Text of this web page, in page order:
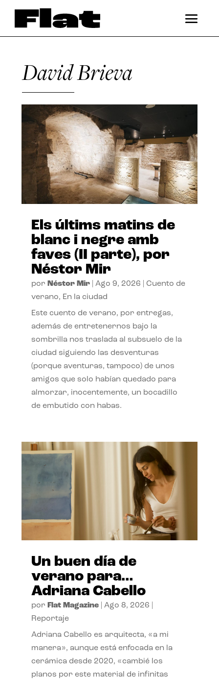
David Brieva
Els últims matins de
blanc i negre amb
faves (II parte), por
Néstor Mir
por Néstor Mir| Ago 9, 2026
Cuento de
verano, En la ciudad
Este cuento de verano, por entregas,
además de entretenernos bajo la
sombrilla nos traslada al subsuelo de la
ciudad siguiendo las desventuras
(porque aventuras, tampoco) de unos
amigos que solo habían quedado para
almorzar, inocentemente, un bocadillo
de embutido con habas.
Un buen día de
verano para…
Adriana Cabello
por Flat Magazine| Ago 8, 2026
Reportaje
Adriana Cabello es arquitecta, «a mi
manera», aunque está enfocada en la
cerámica desde 2020, «cambié los
planos por este material de infinitas